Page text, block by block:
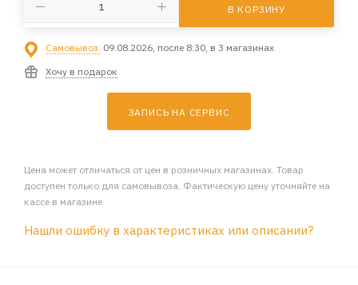
В КОРЗИНУ
Самовывоз: 09.08.2026, после 8:30, в 3 магазинах
Хочу в подарок
ЗАПИСЬ НА СЕРВИС
Цена может отличаться от цен в розничных магазинах. Товар
доступен только для самовывоза. Фактическую цену уточняйте на
кассе в магазине
Нашли ошибку в характеристиках или описании?